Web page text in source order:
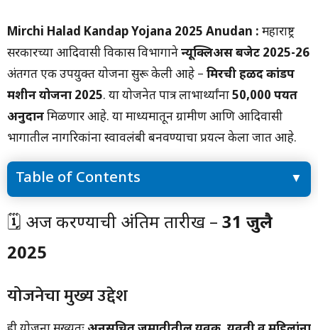
Mirchi Halad Kandap Yojana 2025 Anudan : महाराष्ट्र
सरकारच्या आदिवासी विकास विभागानेन्यूक्लिअस बजेट 2025-26
अंतर्गत एक उपयुक्त योजना सुरू केली आहे – मिरची हळद कांडप
मशीन योजना 2025. या योजनेत पात्र लाभार्थ्यांना₹50,000 पर्यंत
अनुदानमिळणार आहे. या माध्यमातून ग्रामीण आणि आदिवासी
भागातील नागरिकांना स्वावलंबी बनवण्याचा प्रयत्न केला जात आहे.
Table of Contents
🗓 अर्ज करण्याची अंतिम तारीख – 31 जुलै 2025
योजनेचा मुख्य उद्देश
योजनेसाठी पात्रता
अर्ज करण्याची पद्धत
नोंदणी:
🗓 अर्ज करण्याची अंतिम तारीख – 31 जुलै
2025
योजनेचा मुख्य उद्देश